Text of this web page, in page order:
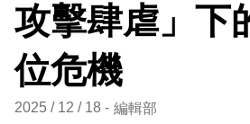
攻擊肆虐」下
位危機
2025 / 12 / 18 編輯部